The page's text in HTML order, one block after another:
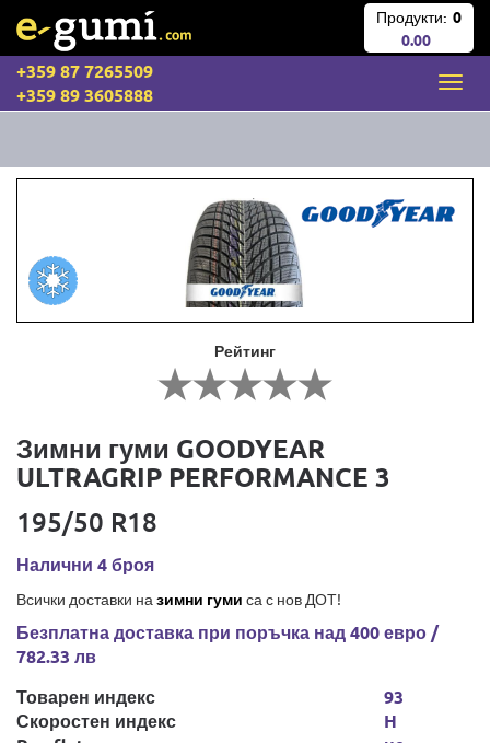
Продукти: 0
0.00
+359 87 7265509
+359 89 3605888
Рейтинг
Зимни гуми GOODYEAR
ULTRAGRIP PERFORMANCE 3
195/50 R18
Налични 4 броя
Всички доставки на зимни гуми са с нов ДОТ!
Безплатна доставка при поръчка над 400 евро /
782.33 лв
Товарен индекс
Скоростен индекс
93
H